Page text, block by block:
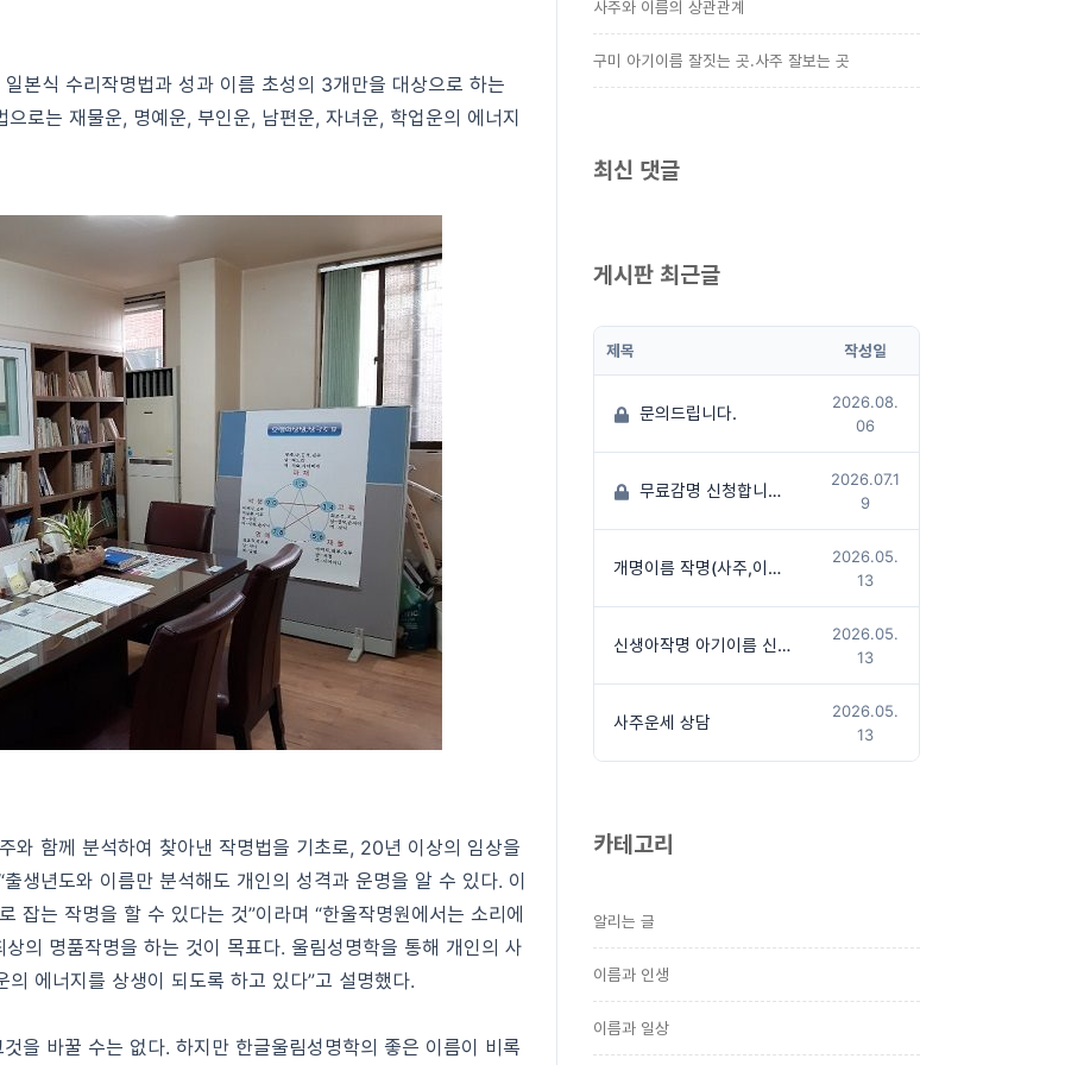
본식 수리작명법과 성과 이름 초성의 3개만을 대상으로 하는
로는 재물운, 명예운, 부인운, 남편운, 자녀운, 학업운의 에너지
함께 분석하여 찾아낸 작명법을 기초로, 20년 이상의 임상을
생년도와 이름만 분석해도 개인의 성격과 운명을 알 수 있다. 이
잡는 작명을 할 수 있다는 것”이라며 “한울작명원에서는 소리에
의 명품작명을 하는 것이 목표다. 울림성명학을 통해 개인의 사
에너지를 상생이 되도록 하고 있다”고 설명했다.
을 바꿀 수는 없다. 하지만 한글울림성명학의 좋은 이름이 비록
사주와 이름의 상관관계
구미 아기이름 잘짓는 곳.사주 잘보는 곳
최신 댓글
게시판 최근글
제목 작성일
문의드립니다.
2026.08.
06
무료감명 신청합니다
2026.07.1
9
개명이름 작명(사주,이름상담후 작명진행)
2026.05.
13
신생아작명 아기이름 신청방법
2026.05.
13
사주운세 상담
2026.05.
13
카테고리
알리는 글
이름과 인생
이름과 일상